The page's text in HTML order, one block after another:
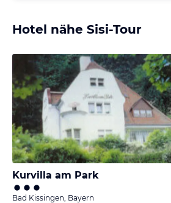
Hotel nähe Sisi-Tour
Kurvilla am Park
Bad Kissingen, Bayern